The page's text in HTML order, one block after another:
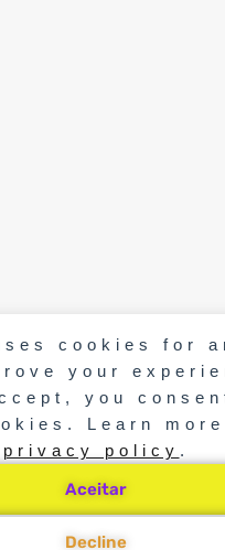
cookies for
your
you
Learn
privacy policy .
Aceitar
Decline